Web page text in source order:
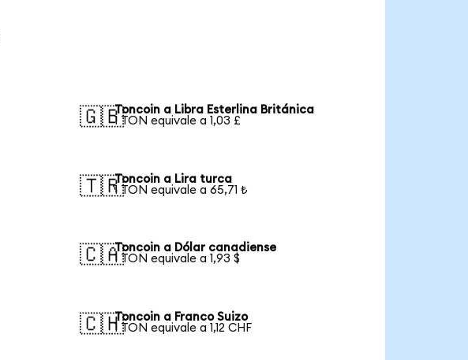
🇬🇧Toncoin a Libra Esterlina Británica
1 TON equivale a 1,03 £
🇹🇷Toncoin a Lira turca
1 TON equivale a 65,71 ₺
🇨🇦Toncoin a Dólar canadiense
1 TON equivale a 1,93 $
🇨🇭Toncoin a Franco Suizo
1 TON equivale a 1,12 CHF